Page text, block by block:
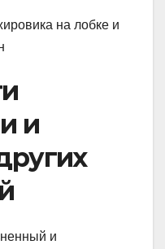
и
и